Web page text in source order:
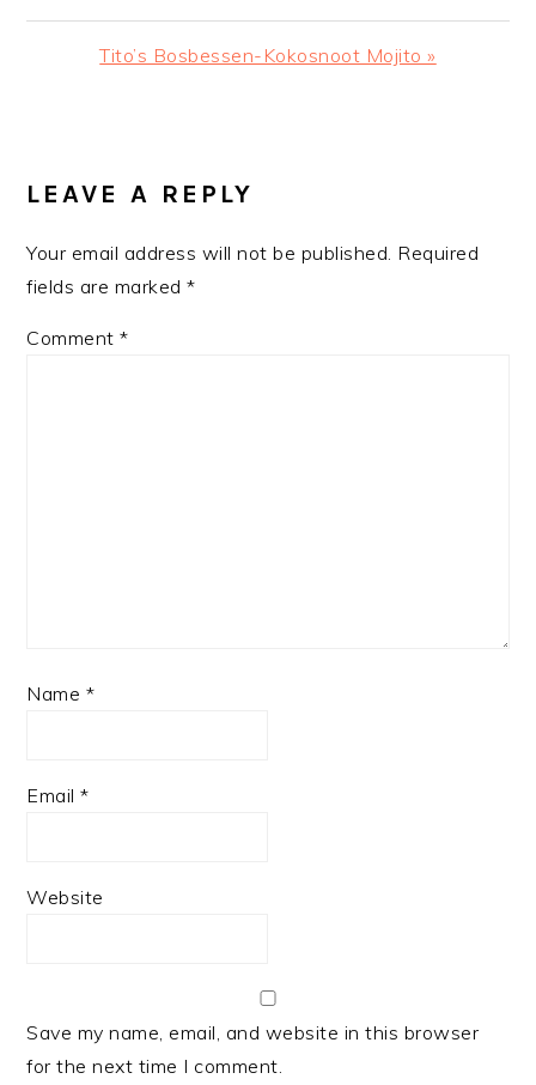
Next
Tito’s Bosbessen-Kokosnoot Mojito »
INTERACTIONS
LEAVE A REPLY
Your email address will not be published. Required
fields are marked*
Comment*
Name *
Email*
Website
Save my name, email, and website in this browser
for the next time I comment.